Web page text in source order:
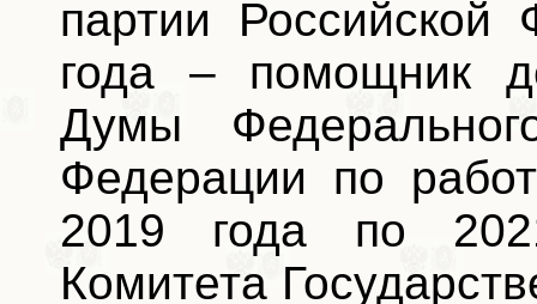
партии
года – помощник
Думы
Федерации по
2019 года по
Комитета